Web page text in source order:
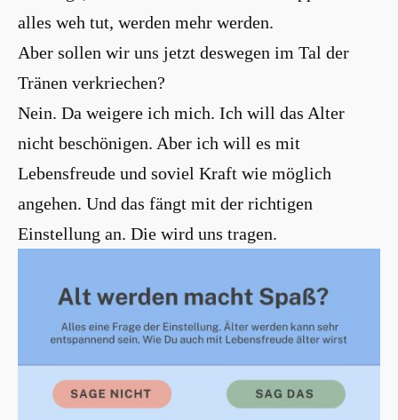
alles weh tut, werden mehr werden.
Aber sollen wir uns jetzt deswegen im Tal der
Tränen verkriechen?
Nein. Da weigere ich mich. Ich will das Alter
nicht beschönigen. Aber ich will es mit
Lebensfreude und soviel Kraft wie möglich
angehen. Und das fängt mit der richtigen
Einstellung an. Die wird uns tragen.